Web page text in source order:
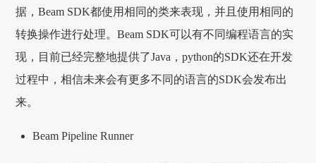
据，Beam SDK都使用相同的类来表现，并且使用相同的
转换操作进行处理。Beam SDK可以有不同编程语言的实
现，目前已经完整地提供了Java，python的SDK还在开发
过程中，相信未来会有更多不同的语言的SDK会发布出
来。
Beam Pipeline Runner